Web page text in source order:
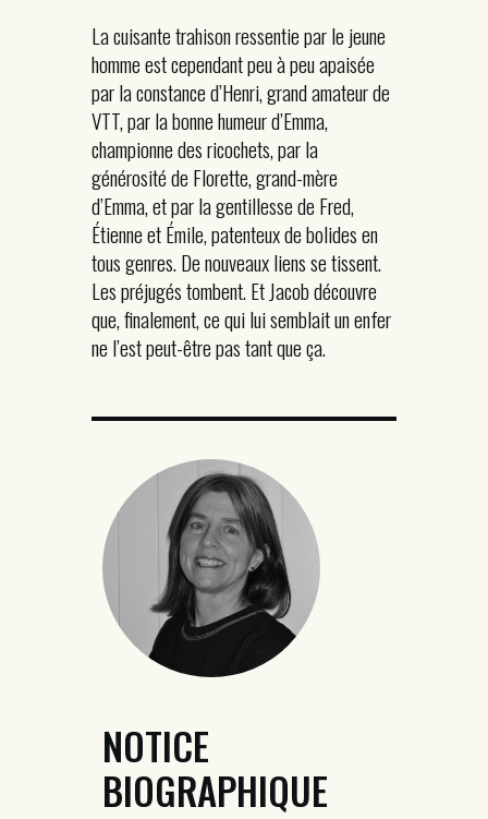
La cuisante trahison ressentie par le jeune
homme est cependant peu à peu apaisée
par la constance d’Henri, grand amateur de
VTT, par la bonne humeur d’Emma,
championne des ricochets, par la
générosité de Florette, grand-mère
d’Emma, et par la gentillesse de Fred,
Étienne et Émile, patenteux de bolides en
tous genres. De nouveaux liens se tissent.
Les préjugés tombent. Et Jacob découvre
que, finalement, ce qui lui semblait un enfer
ne l’est peut-être pas tant que ça.
NOTICE
BIOGRAPHIQUE